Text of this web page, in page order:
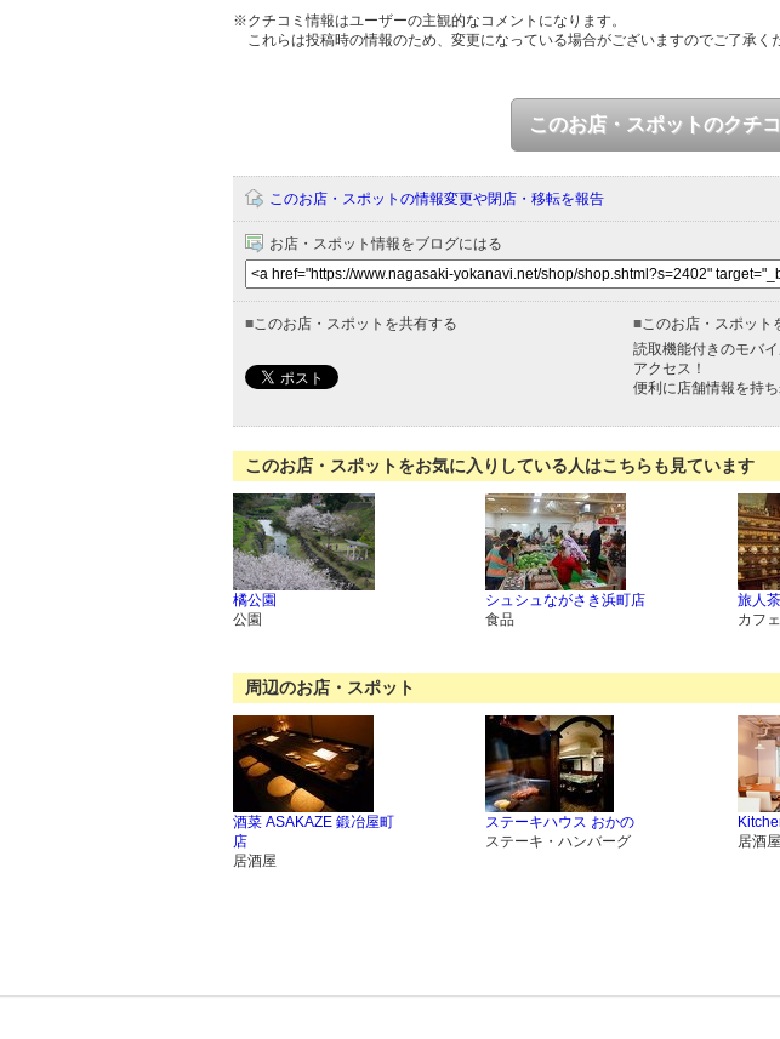
※クチコミ情報はユーザーの主観的なコメントになります。
これらは投稿時の情報のため、変更になっている場合がございますのでご了承く
このお店・スポットのクチ
このお店・スポットの情報変更や閉店・移転を報告
お店・スポット情報をブログにはる
■このお店・スポットを共有する ■このお店・スポット
読取機能付きのモバ
アクセス！
便利に店舗情報を持ち
このお店・スポットをお気に入りしている人はこちらも見ています
橘公園
公園
シュシュながさき浜町店
食品
旅人
カフ
周辺のお店・スポット
酒菜 ASAKAZE 鍛冶屋町
店
居酒屋
ステーキハウス おかの
ステーキ・ハンバーグ
居酒屋